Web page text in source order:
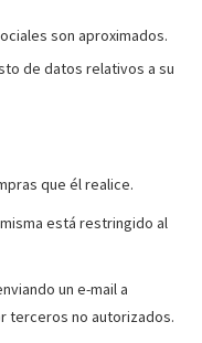
son aproximados.
de datos relativos a su
que él realice.
está restringido al
un e-mail a
terceros no autorizados.